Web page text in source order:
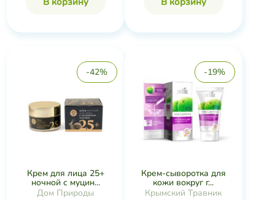
-42%
Крем для лица 25+
ночной с муцин...
Дом Природы
-19%
Крем-сыворотка для
кожи вокруг г...
Крымский Травник